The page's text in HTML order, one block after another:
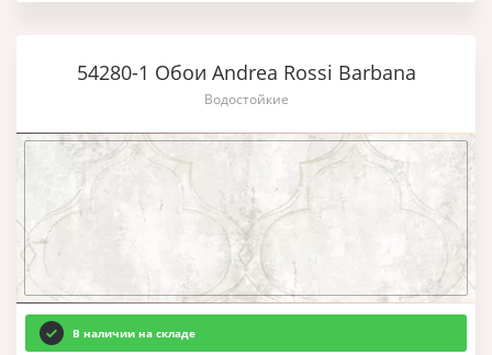
54280-1 Обои Andrea Rossi Barbana
Водостойкие
В наличии на складе